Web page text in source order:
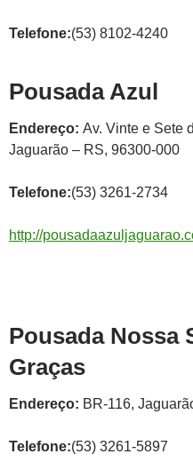
Telefone:(53) 8102-4240
Pousada Azul
Endereço: Av. Vinte e Sete
Jaguarão – RS, 96300-000
Telefone:(53) 3261-2734
http://
Pousada Nossa
Graças
Endereço: BR-116,
Telefone:(53) 3261-5897